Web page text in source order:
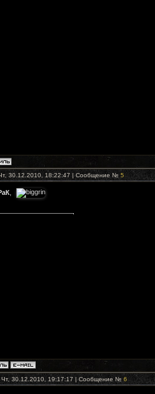
30.12.2010, 18:22:47 | Сообщение № 5
Чт, 30.12.2010, 19:17:17 | Сообщение № 6